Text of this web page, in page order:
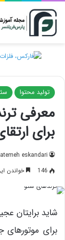
تولید محتوا
برای
eskandari
146
خواندن این مطلب 9